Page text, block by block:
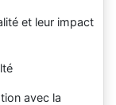
et leur impact
avec la